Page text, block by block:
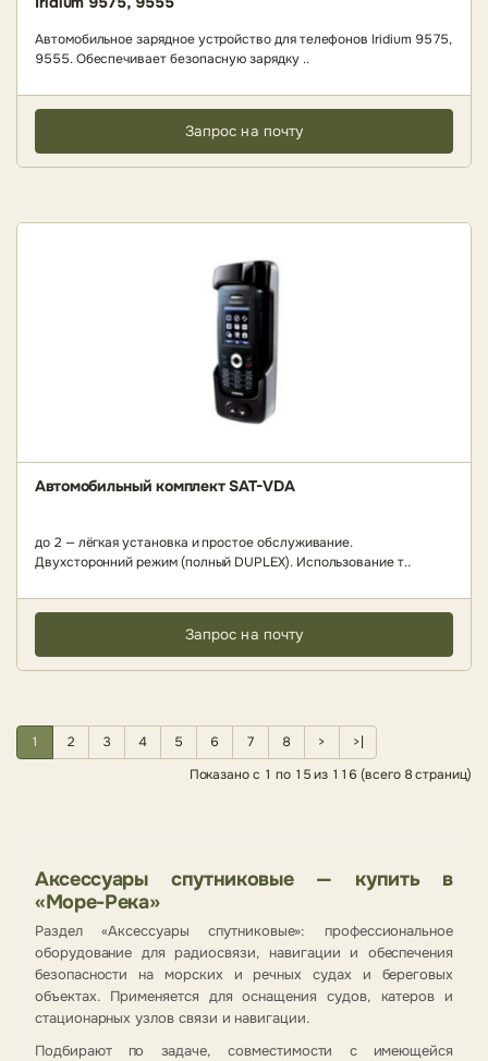
Автомобильное зарядное устройство для телефонов Iridium 9575,
9555. Обеспечивает безопасную зарядку ..
Запрос на почту
Автомобильный комплект SAT-VDA
до 2 — лёгкая установка и простое обслуживание.
Двухсторонний режим (полный DUPLEX). Использование т..
Запрос на почту
1 2 3 4 5 6 7 8 >
>|
Показано с 1 по 15 из 116 (всего 8 страниц)
Аксессуары спутниковые — купить в
«Море-Река»
Раздел «Аксессуары спутниковые»: профессиональное
оборудование для радиосвязи, навигации и обеспечения
безопасности на морских и речных судах и береговых
объектах. Применяется для оснащения судов, катеров и
стационарных узлов связи и навигации.
Подбирают по задаче, совместимости с имеющейся